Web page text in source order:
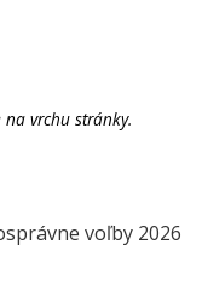
na vrchu stránky.
voľby 2026